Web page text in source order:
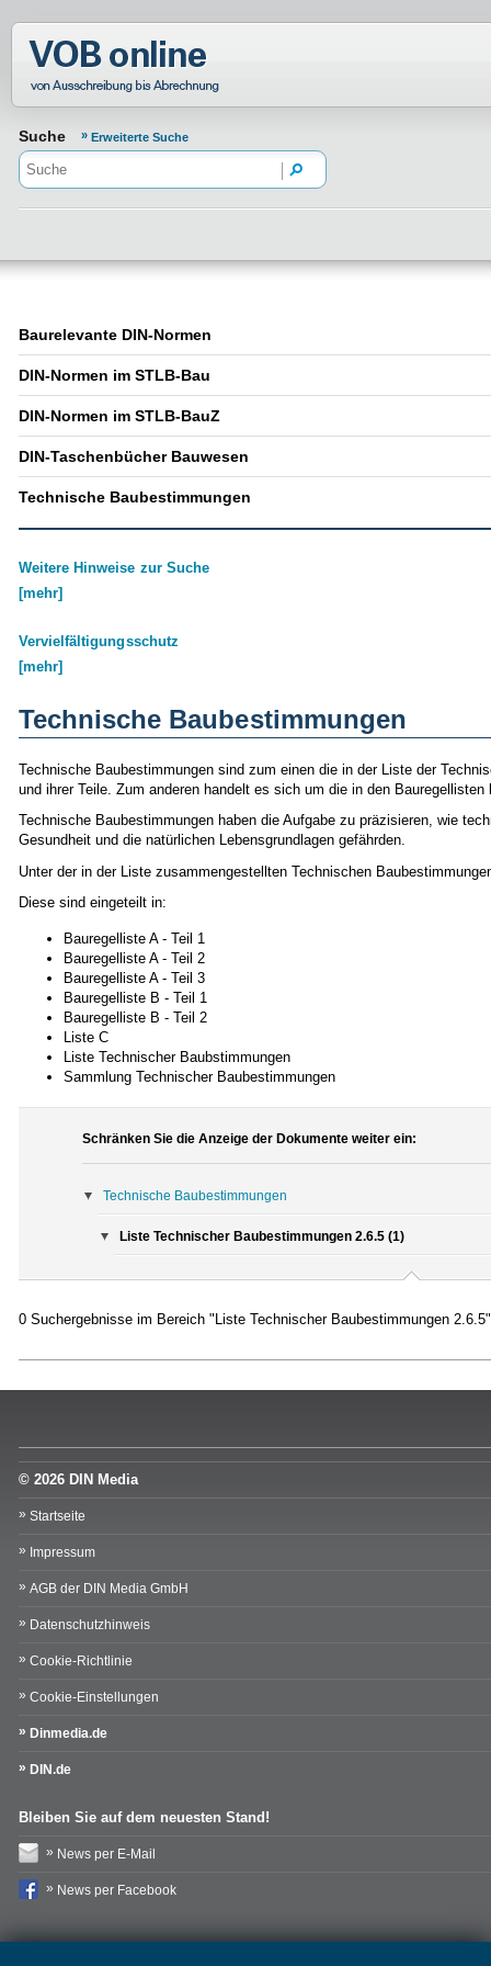
Normenportal Barrierefreiheit
Suche Erweiterte Suche
Baurelevante DIN-Normen
DIN-Normen im STLB-Bau
DIN-Normen im STLB-BauZ
DIN-Taschenbücher Bauwesen
Technische Baubestimmungen
Weitere Hinweise zur Suche
[mehr]
Vervielfältigungsschutz
[mehr]
Technische Baubestimmungen
Technische Baubestimmungen sind zum einen die in der Liste der
und ihrer Teile. Zum anderen handelt es sich um die in den
Technische Baubestimmungen haben die Aufgabe zu präzisieren, wie
Gesundheit und die natürlichen Lebensgrundlagen gefährden.
Unter der in der Liste zusammengestellten Technischen
Diese sind eingeteilt in:
Bauregelliste A - Teil 1
Bauregelliste A - Teil 2
Bauregelliste A - Teil 3
Bauregelliste B - Teil 1
Bauregelliste B - Teil 2
Liste C
Liste Technischer Baubstimmungen
Sammlung Technischer Baubestimmungen
Schränken Sie die Anzeige der Dokumente weiter ein:
Technische Baubestimmungen
Liste Technischer Baubestimmungen 2.6.5 (1)
0 Suchergebnisse im Bereich "Liste Technischer Baubestimmungen 2.6.5"
© 2026 DIN Media
Startseite
Impressum
AGB der DIN Media GmbH
Datenschutzhinweis
Cookie-Richtlinie
Cookie-Einstellungen
Dinmedia.de
DIN.de
Bleiben Sie auf dem neuesten Stand!
News per E-Mail
News per Facebook